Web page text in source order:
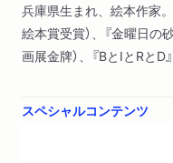
兵庫県生まれ、絵本作家。
絵本賞受賞）、『金曜日の
画展金牌）、『BとIとRとD
スペシャルコンテンツ